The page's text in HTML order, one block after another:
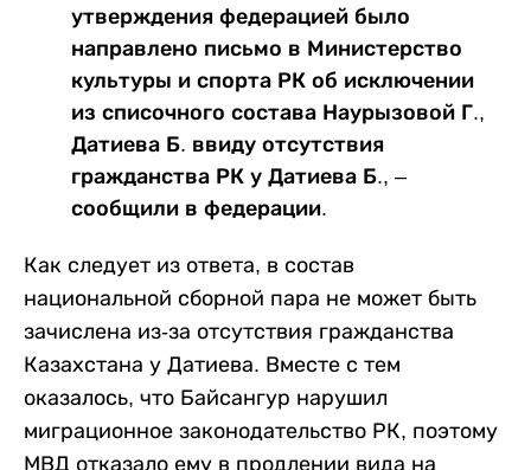
утверждения федерацией было
направлено письмо в Министерство
культуры и спорта РК об исключении
из списочного состава Наурызовой Г.,
Датиева Б. ввиду отсутствия
гражданства РК у Датиева Б., –
сообщили в федерации.
Как следует из ответа, в состав
национальной сборной пара не может быть
зачислена из-за отсутствия гражданства
Казахстана у Датиева. Вместе с тем
оказалось, что Байсангур нарушил
миграционное законодательство РК, поэтому
МВД отказало ему в продлении вида на